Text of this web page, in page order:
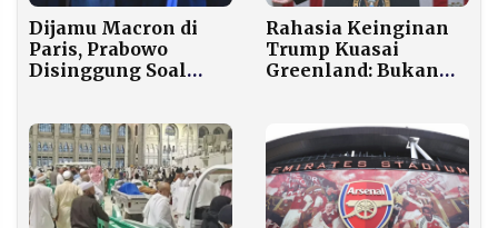
Dijamu Macron di
Paris, Prabowo
Disinggung Soal
Rahasia Keinginan
Trump Kuasai
Greenland: Bukan
Logam Langka!